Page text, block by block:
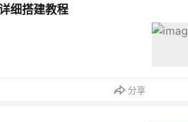
细搭建教程
分享